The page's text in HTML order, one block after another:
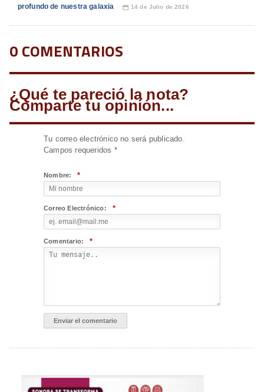
profundo de nuestra galaxia
📅 14 de Julio de 2026
0 COMENTARIOS
¿Qué te pareció la nota?
Comparte tu opinión...
Tu correo electrónico no será publicado.
Campos requeridos *
Nombre: *
Correo Electrónico: *
Comentario: *